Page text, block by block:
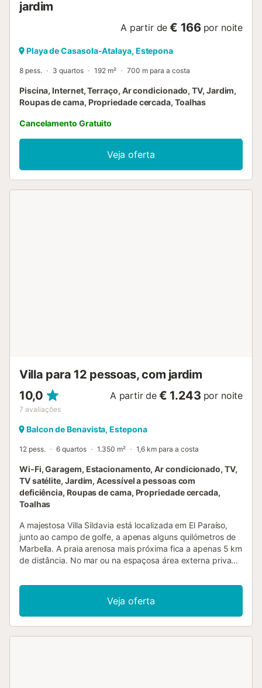
jardim
A partir de € 166 por noite
Playa de Casasola-Atalaya, Estepona
8 pess. 3 quartos 192 m² 700 m para a costa
Piscina, Internet, Terraço, Ar condicionado, TV, Jardim,
Roupas de cama, Propriedade cercada, Toalhas
Cancelamento Gratuito
Veja oferta
Villa para 12 pessoas, com jardim
10,0
7 avaliações
A partir de € 1.243 por noite
Balcon de Benavista, Estepona
12 pess. 6 quartos 1.350 m² 1,6 km para a costa
Wi-Fi, Garagem, Estacionamento, Ar condicionado, TV,
TV satélite, Jardim, Acessível a pessoas com
deficiência, Roupas de cama, Propriedade cercada,
Toalhas
A majestosa Villa Sildavia está localizada em El Paraíso,
junto ao campo de golfe, a apenas alguns quilómetros de
Marbella. A praia arenosa mais próxima fica a apenas 5 km
de distância. No mar ou na espaçosa área externa privada
A exclusiva vila de 1.350 m² tem uma sala de estar, uma
cozinha bem equipada com 2 máquinas de lavar loiça, 6
quartos, 6 casas de banho com chão aquecido, uma casa
de banho extra e pode acomodar 12 pessoas.
Veja oferta